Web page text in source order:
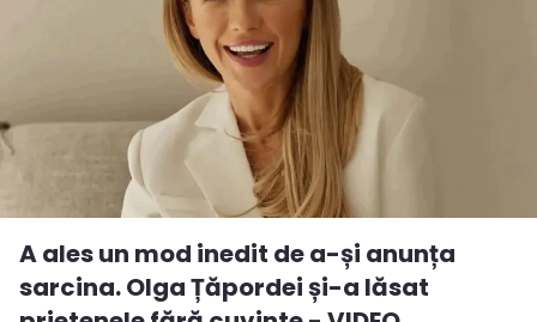
A ales un mod inedit de a-și anunța
sarcina. Olga Țăpordei și-a lăsat